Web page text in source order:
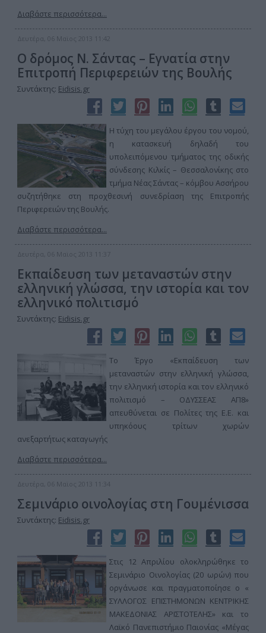
Διαβάστε περισσότερα...
Δευτέρα, 06 Μαϊος 2013 11:42
Ο δρόμος Ν. Σάντας – Εγνατία στην
Επιτροπή Περιφερειών της Βουλής
Συντάκτης: Eidisis.gr
Η τύχη του μεγάλου έργου του νομού,
η κατασκευή δηλαδή του
υπολειπόμενου τμήματος της οδικής
σύνδεσης Κιλκίς – Θεσσαλονίκης στο
τμήμα Νέας Σάντας – κόμβου Ασσήρου
συζητήθηκε στη προχθεσινή συνεδρίαση της Επιτροπής
Περιφερειών της Βουλής.
Διαβάστε περισσότερα...
Δευτέρα, 06 Μαϊος 2013 11:37
Εκπαίδευση των μεταναστών στην
ελληνική γλώσσα, την ιστορία και τον
ελληνικό πολιτισμό
Συντάκτης: Eidisis.gr
Το Έργο «Εκπαίδευση των
μεταναστών στην ελληνική γλώσσα,
την ελληνική ιστορία και τον ελληνικό
πολιτισμό – ΟΔΥΣΣΕΑΣ ΑΠ8»
απευθύνεται σε Πολίτες της Ε.Ε. και
υπηκόους τρίτων χωρών
ανεξαρτήτως καταγωγής
Διαβάστε περισσότερα...
Δευτέρα, 06 Μαϊος 2013 11:34
Σεμινάριο οινολογίας στη Γουμένισσα
Συντάκτης: Eidisis.gr
Στις 12 Απριλίου ολοκληρώθηκε το
Σεμινάριο Οινολογίας (20 ωρών) που
οργάνωσε και πραγματοποίησε ο «
ΣΥΛΛΟΓΟΣ ΕΠΙΣΤΗΜΟΝΩΝ ΚΕΝΤΡΙΚΗΣ
ΜΑΚΕΔΟΝΙΑΣ ΑΡΙΣΤΟΤΕΛΗΣ» και το
Λαϊκό Πανεπιστήμιο Παιονίας «Μέγας